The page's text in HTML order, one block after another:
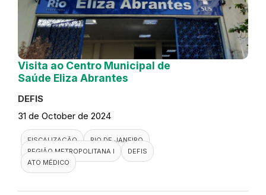
Visita ao Centro Municipal de
Saúde Eliza Abrantes
DEFIS
31 de October de 2024
FISCALIZAÇÃO
RIO DE JANEIRO
REGIÃO METROPOLITANA I
DEFIS
ATO MÉDICO